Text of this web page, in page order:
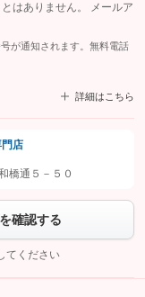
はありません。 メールア
が通知されます。無料電話
詳細はこちら
ら「許可する」ボタンを押
合わせを
店
橋通５－５０
確認する
てください